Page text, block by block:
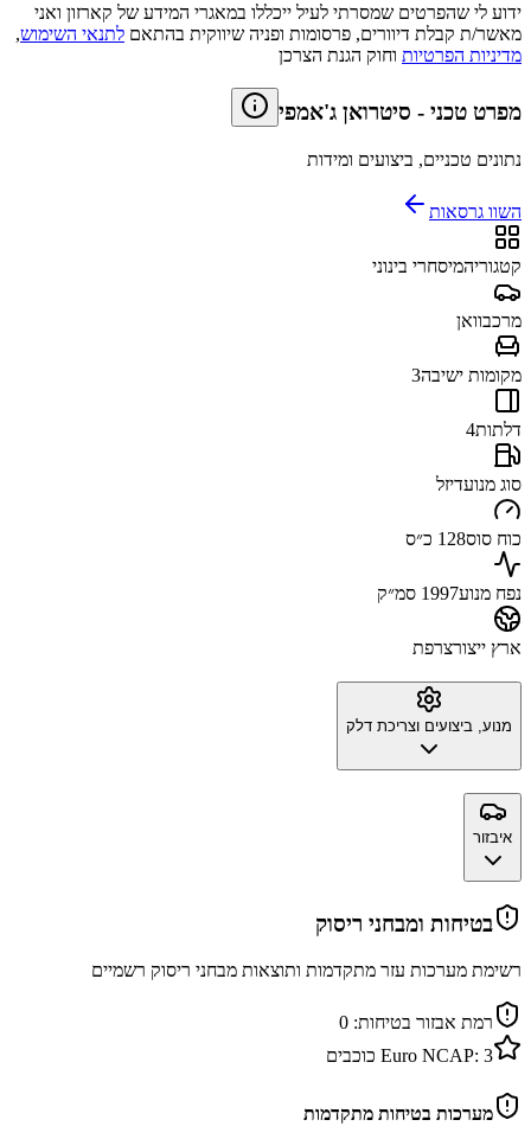
ידוע לי שהפרטים שמסרתי לעיל ייכללו במאגרי המידע של קארזון ואני
מאשר/ת קבלת דיוורים, פרסומות ופניה שיווקית בהתאם לתנאי השימוש,
מדיניות הפרטיות וחוק הגנת הצרכן
מפרט טכני - סיטרואן ג'אמפי
נתונים טכניים, ביצועים ומידות
השוו גרסאות
קטגוריהמיסחרי בינוני
מרכבוואן
מקומות ישיבה3
דלתות4
סוג מנועדיזל
כוח סוס128 כ״ס
נפח מנוע1997 סמ״ק
ארץ ייצורצרפת
מנוע, ביצועים וצריכת דלק
איבזור
בטיחות ומבחני ריסוק
רשימת מערכות עזר מתקדמות ותוצאות מבחני ריסוק רשמיים
רמת אבזור בטיחות: 0
Euro NCAP: 3 כוכבים
מערכות בטיחות מתקדמות